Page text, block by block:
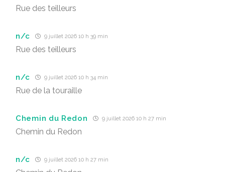
Rue des teilleurs
n/c 9 juillet 2026 10 h 39 min
Rue des teilleurs
n/c 9 juillet 2026 10 h 34 min
Rue de la touraille
Chemin du Redon 9 juillet 2026 10 h 27 min
Chemin du Redon
n/c 9 juillet 2026 10 h 27 min